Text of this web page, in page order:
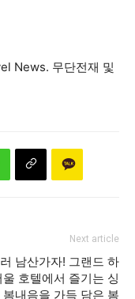
News. 무단전재 및
Next article
남산가자! 그랜드 하
울 호텔에서 즐기는 싱
봄내음을 가득 담은 봄